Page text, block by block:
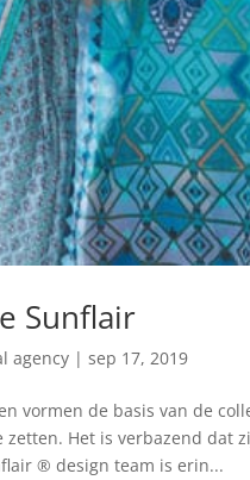
Sunflair
agency |sep 17, 2019
vormen de basis van de
zetten. Het is verbazend dat
® design team is erin...